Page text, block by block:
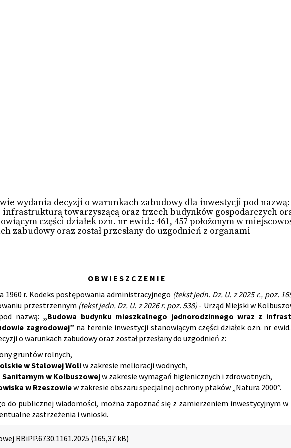
wydania decyzji o warunkach zabudowy dla inwestycji pod
towarzyszącą oraz trzech budynków gospodarczych
części działek ozn. nr ewid.: 461, 457 położonym w
zabudowy oraz został przesłany do uzgodnień z organami
O B W I E S Z C Z E N I E
1960 r. Kodeks postępowania administracyjnego (tekst jedn. Dz. U. z 2025 r., poz.
przestrzennym (tekst jedn. Dz. U. z 2026 r. poz. 538) - Urząd Miejski w
nazwą: „Budowa budynku mieszkalnego jednorodzinnego wraz z
zagrodowej” na terenie inwestycji stanowiącym części działek ozn. nr
o warunkach zabudowy oraz został przesłany do uzgodnień z:
gruntów rolnych,
w Stalowej Woliw zakresie melioracji wodnych,
w Kolbuszowejw zakresie wymagań higienicznych i zdrowotnych,
w Rzeszowiew zakresie obszaru specjalnej ochrony ptaków „Natura 2000”.
do publicznej wiadomości, można zapoznać się z zamierzeniem inwestycyjnym
zastrzeżenia i wnioski.
RBiPP.6730.1161.2025 (165,37 kB)